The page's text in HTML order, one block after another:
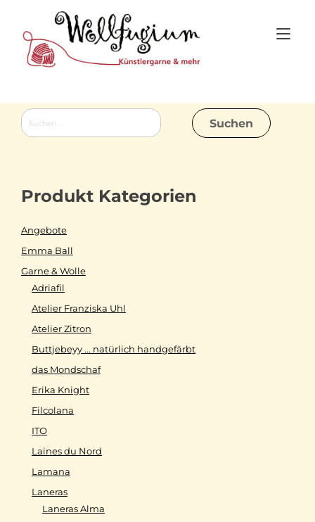
content
Suchen
nach:
Produkt Kategorien
Angebote
Emma Ball
Garne & Wolle
Adriafil
Atelier Franziska Uhl
Atelier Zitron
Buttjebeyy ... natürlich handgefärbt
das Mondschaf
Erika Knight
Filcolana
ITO
Laines du Nord
Lamana
Laneras
Laneras Alma